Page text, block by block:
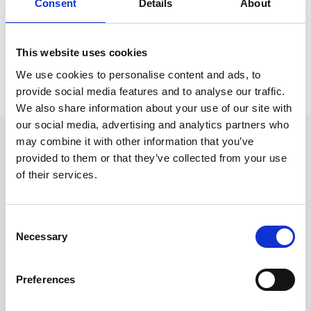
Consent Details About
This website uses cookies
We use cookies to personalise content and ads, to
provide social media features and to analyse our traffic.
We also share information about your use of our site with
our social media, advertising and analytics partners who
may combine it with other information that you’ve
provided to them or that they’ve collected from your use
of their services.
Selection
Necessary
Preferences
Kort & Kuvert /Vykort
Prishistorik
Lägsta pris senaste 30 dagarna är 15 kr (2026-08-07)
Andra tittade även på